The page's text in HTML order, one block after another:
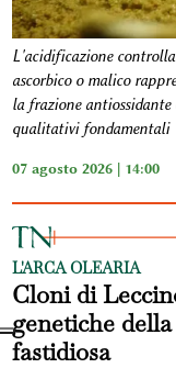
L'acidificazione
ascorbico o malico
la frazione
qualitativi fondamentali
07 agosto 2026 | 14:00
L'ARCA OLEARIA
Cloni di
genetiche
fastidiosa